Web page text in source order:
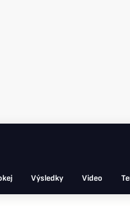
Výsledky Video